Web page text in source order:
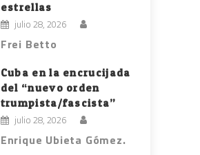
estrellas
julio 28, 2026
Frei Betto
Cuba en la encrucijada
del “nuevo orden
trumpista/fascista”
julio 28, 2026
Enrique Ubieta Gómez.